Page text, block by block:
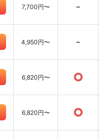
7,700円〜 -
4,950円〜 -
6,820円〜 ○
6,820円〜 ○